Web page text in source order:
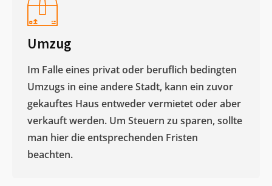
Umzug
Im Falle eines privat oder beruflich bedingten
Umzugs in eine andere Stadt, kann ein zuvor
gekauftes Haus entweder vermietet oder aber
verkauft werden. Um Steuern zu sparen, sollte
man hier die entsprechenden Fristen
beachten.